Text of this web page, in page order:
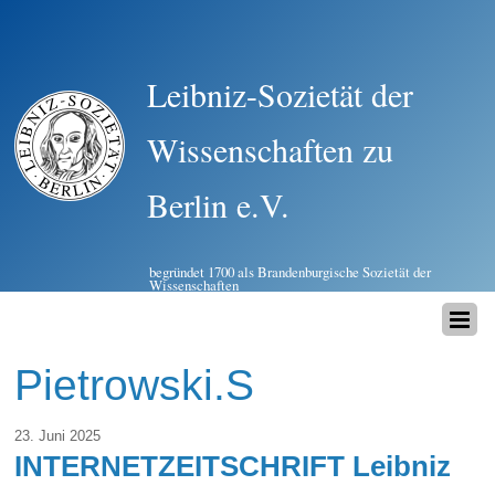
Leibniz-Sozietät der
Wissenschaften zu
Berlin e.V.
begründet 1700 als Brandenburgische Sozietät der
Wissenschaften
Pietrowski.S
23. Juni 2025
INTERNETZEITSCHRIFT Leibniz